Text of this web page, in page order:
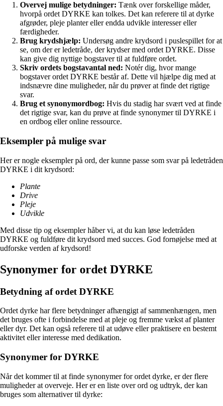
Overvej mulige betydninger: Tænk over forskellige måder,
hvorpå ordet DYRKE kan tolkes. Det kan referere til at dyrke
afgrøder, pleje planter eller endda udvikle interesser eller
færdigheder.
Brug krydshjælp: Undersøg andre krydsord i puslespillet for at
se, om der er ledetråde, der krydser med ordet DYRKE. Disse
kan give dig nyttige bogstaver til at fuldføre ordet.
Skriv ordets bogstavantal ned: Notér dig, hvor mange
bogstaver ordet DYRKE består af. Dette vil hjælpe dig med at
indsnævre dine muligheder, når du prøver at finde det rigtige
svar.
Brug et synonymordbog: Hvis du stadig har svært ved at finde
det rigtige svar, kan du prøve at finde synonymer til DYRKE i
en ordbog eller online ressource.
Eksempler på mulige svar
Her er nogle eksempler på ord, der kunne passe som svar på ledetråden
DYRKE i dit krydsord:
Plante
Drive
Pleje
Udvikle
Med disse tip og eksempler håber vi, at du kan løse ledetråden
DYRKE og fuldføre dit krydsord med succes. God fornøjelse med at
udforske verden af krydsord!
Synonymer for ordet DYRKE
Betydning af ordet DYRKE
Ordet dyrke har flere betydninger afhængigt af sammenhængen, men
det bruges ofte i forbindelse med at pleje og fremme vækst af planter
eller dyr. Det kan også referere til at udøve eller praktisere en bestemt
aktivitet eller interesse med dedikation.
Synonymer for DYRKE
Når det kommer til at finde synonymer for ordet dyrke, er der flere
muligheder at overveje. Her er en liste over ord og udtryk, der kan
bruges som alternativer til dyrke: